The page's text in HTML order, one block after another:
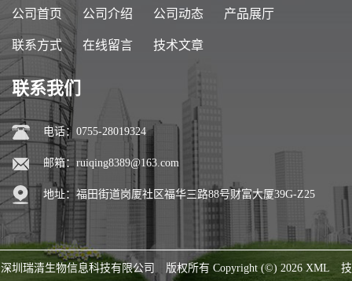
公司首页 公司介绍 公司动态 产品展厅
联系方式 在线留言 技术文章
联系我们
电话：0755-28019324
邮箱： ruiqing8389@163.com
地址：福田街道岗厦社区福华三路88号财富大厦39G-Z25
深圳瑞清生物信息科技有限公司 版权所有 Copyright (©) 2026 XML 技